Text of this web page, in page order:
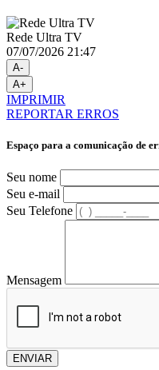
Rede Ultra TV
07/07/2026 21:47
A-
A+
IMPRIMIR
REPORTAR ERROS
Espaço para a comunicação de
Seu nome
Seu e-mail
Seu Telefone
Mensagem
ENVIAR